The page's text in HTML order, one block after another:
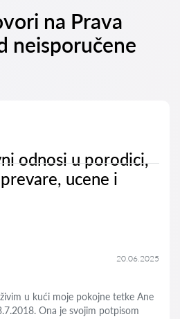
na Prava
neisporučene
odnosi u porodici,
ucene i
20.06.2025
u kući moje pokojne tetke Ane
Ona je svojim potpisom